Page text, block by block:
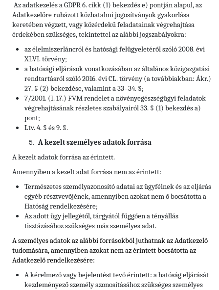
Az adatkezelés a GDPR 6. cikk (1) bekezdés e) pontján alapul, az
Adatkezelőre ruházott közhatalmi jogosítványok gyakorlása
keretében végzett, vagy közérdekű feladatainak végrehajtása
érdekében szükséges, tekintettel az alábbi jogszabályokra:
az élelmiszerláncról és hatósági felügyeletéről szóló 2008. évi
XLVI. törvény;
a hatósági eljárások vonatkozásában az általános közigazgatási
rendtartásról szóló 2016. évi CL. törvény (a továbbiakban: Ákr.)
27. § (2) bekezdése, valamint a 33–34. §;
7/2001. (I. 17.) FVM rendelet a növényegészségügyi feladatok
végrehajtásának részletes szabályairól 33. § (1) bekezdés a)
pont;
Ltv. 4. § és 9. §.
A kezelt személyes adatok forrása
A kezelt adatok forrása az érintett.
Amennyiben a kezelt adat forrása nem az érintett:
Természetes személyazonosító adatai az ügyfélnek és az eljárás
egyéb résztvevőjének, amennyiben azokat nem ő bocsátotta a
Hatóság rendelkezésére;
Az adott ügy jellegétől, tárgyától függően a tényállás
tisztázásához szükséges más személyes adat.
A személyes adatok az alábbi forrásokból juthatnak az Adatkezelő
tudomására, amennyiben azokat nem az érintett bocsátotta az
Adatkezelő rendelkezésére:
A kérelmező vagy bejelentést tevő érintett: a hatóság eljárását
kezdeményező személy azonosításához szükséges személyes